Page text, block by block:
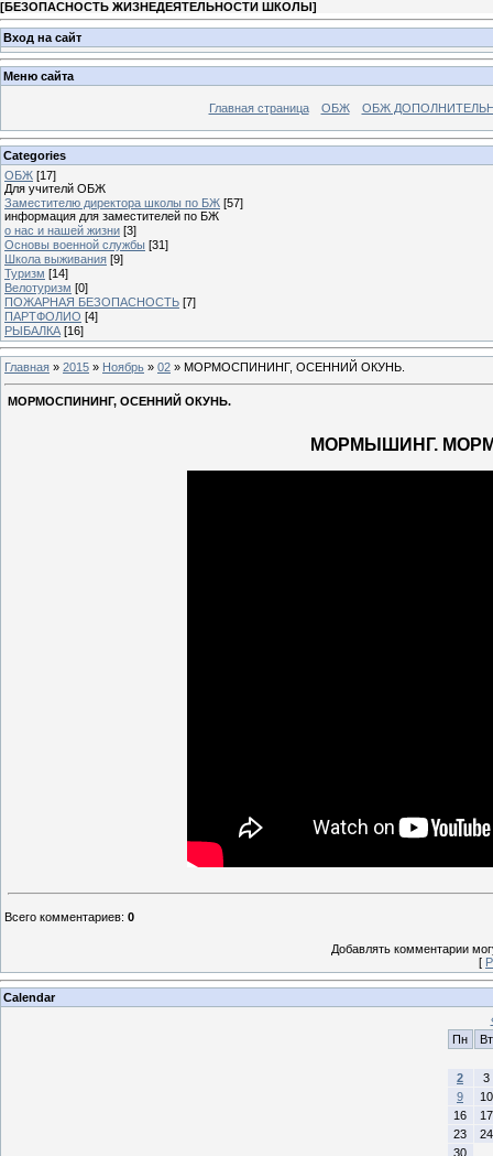
[БЕЗОПАСНОСТЬ ЖИЗНЕДЕЯТЕЛЬНОСТИ ШКОЛЫ]
Вход на сайт
Меню сайта
Главная страница ОБЖ ОБЖ
Categories
ОБЖ [17]
Для учителй ОБЖ
Заместителю директора школы по БЖ [57]
информация для заместителей по БЖ
о нас и нашей жизни [3]
Основы военной службы [31]
Школа выживания [9]
Туризм [14]
Велотуризм [0]
ПОЖАРНАЯ БЕЗОПАСНОСТЬ [7]
ПАРТФОЛИО [4]
РЫБАЛКА [16]
Главная » 2015 » Ноябрь » 02 » МОРМОСПИНИНГ, ОСЕННИЙ ОКУНЬ.
МОРМОСПИНИНГ, ОСЕННИЙ ОКУНЬ.
МОРМЫШИНГ.
Всего комментариев: 0
Добавлять комментарии
[
Calendar
Пн
Вт
2
3
9
10
16
17
23
24
30